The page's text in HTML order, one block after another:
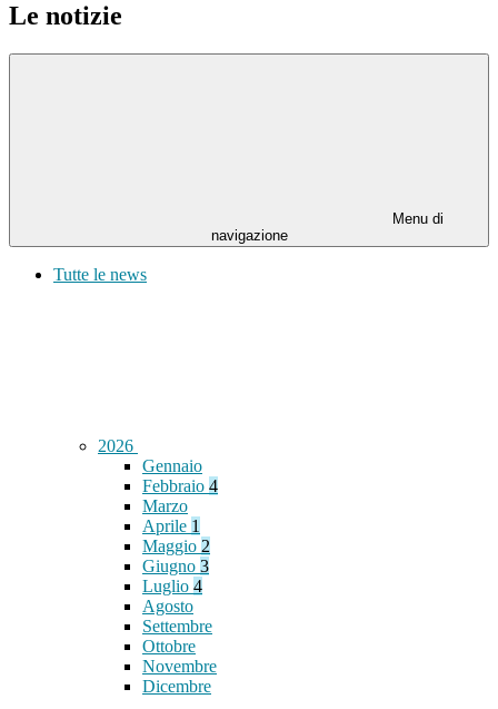
Le notizie
Menu di
navigazione
Tutte le news
2026
Gennaio
Febbraio 4
Marzo
Aprile 1
Maggio 2
Giugno 3
Luglio 4
Agosto
Settembre
Ottobre
Novembre
Dicembre